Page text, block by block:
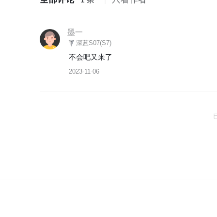
墨一
深蓝S07(S7)
不会吧又来了
2023-11-06